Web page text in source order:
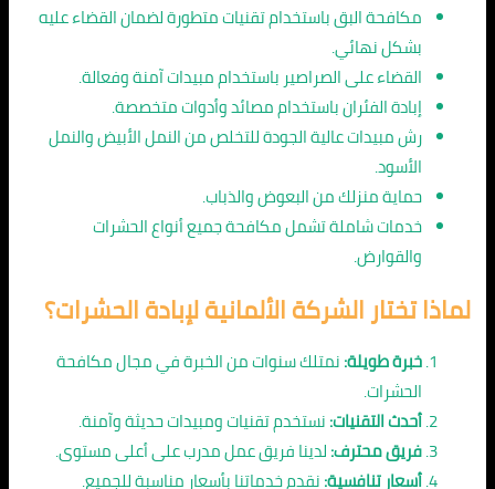
مكافحة البق باستخدام تقنيات متطورة لضمان القضاء عليه
بشكل نهائي.
القضاء على الصراصير باستخدام مبيدات آمنة وفعالة.
إبادة الفئران باستخدام مصائد وأدوات متخصصة.
رش مبيدات عالية الجودة للتخلص من النمل الأبيض والنمل
الأسود.
حماية منزلك من البعوض والذباب.
خدمات شاملة تشمل مكافحة جميع أنواع الحشرات
والقوارض.
لماذا تختار الشركة الألمانية لإبادة الحشرات؟
خبرة طويلة:نمتلك سنوات من الخبرة في مجال مكافحة
الحشرات.
أحدث التقنيات:نستخدم تقنيات ومبيدات حديثة وآمنة.
فريق محترف:لدينا فريق عمل مدرب على أعلى مستوى.
أسعار تنافسية:نقدم خدماتنا بأسعار مناسبة للجميع.